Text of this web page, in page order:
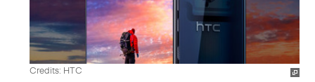
Credits: HTC